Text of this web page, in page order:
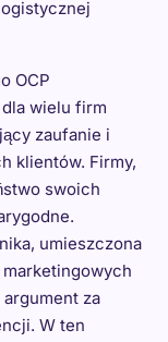
OCP
wielu firm
zaufanie i
klientów. Firmy,
swoich
umieszczona
za
W ten